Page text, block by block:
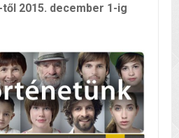
2015. december 1-ig